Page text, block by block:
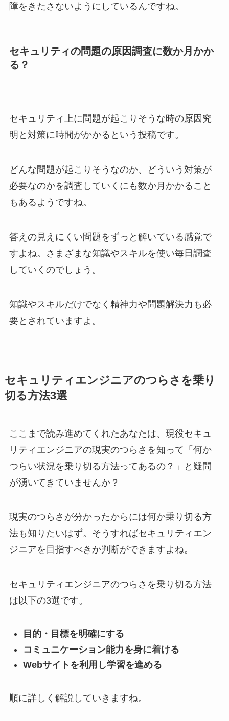
障をきたさないようにしているんですね。
セキュリティの問題の原因調査に数か月かか
る？
セキュリティ上に問題が起こりそうな時の原因究
明と対策に時間がかかるという投稿です。
どんな問題が起こりそうなのか、どういう対策が
必要なのかを調査していくにも数か月かかること
もあるようですね。
答えの見えにくい問題をずっと解いている感覚で
すよね。さまざまな知識やスキルを使い毎日調査
していくのでしょう。
知識やスキルだけでなく精神力や問題解決力も必
要とされていますよ。
セキュリティエンジニアのつらさを乗り
切る方法3選
ここまで読み進めてくれたあなたは、現役セキュ
リティエンジニアの現実のつらさを知って「何か
つらい状況を乗り切る方法ってあるの？」と疑問
が湧いてきていませんか？
現実のつらさが分かったからには何か乗り切る方
法も知りたいはず。そうすればセキュリティエン
ジニアを目指すべきか判断ができますよね。
セキュリティエンジニアのつらさを乗り切る方法
は以下の3選です。
目的・目標を明確にする
コミュニケーション能力を身に着ける
Webサイトを利用し学習を進める
順に詳しく解説していきますね。